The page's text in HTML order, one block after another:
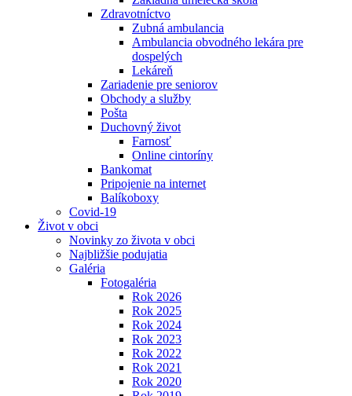
Zdravotníctvo
Zubná ambulancia
Ambulancia obvodného lekára pre
dospelých
Lekáreň
Zariadenie pre seniorov
Obchody a služby
Pošta
Duchovný život
Farnosť
Online cintoríny
Bankomat
Pripojenie na internet
Balíkoboxy
Covid-19
Život v obci
Novinky zo života v obci
Najbližšie podujatia
Galéria
Fotogaléria
Rok 2026
Rok 2025
Rok 2024
Rok 2023
Rok 2022
Rok 2021
Rok 2020